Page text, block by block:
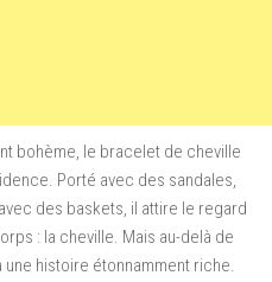
bohème, le bracelet de cheville
Porté avec des sandales,
des baskets, il attire le regard
: la cheville. Mais au-delà de
histoire étonnamment riche.